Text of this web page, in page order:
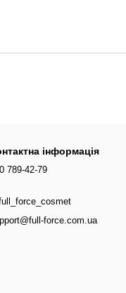
інформація
789-42-79
force.com.ua